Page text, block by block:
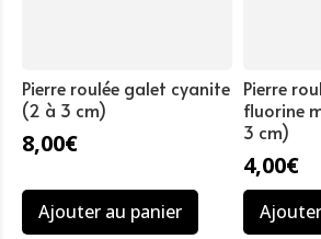
Pierre roulée galet cyanite
(2 à 3 cm)
8,00€
Ajouter au panier
Pierre
fluorine
3 cm)
4,00€